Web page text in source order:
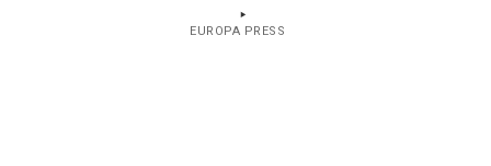
EUROPA PRESS